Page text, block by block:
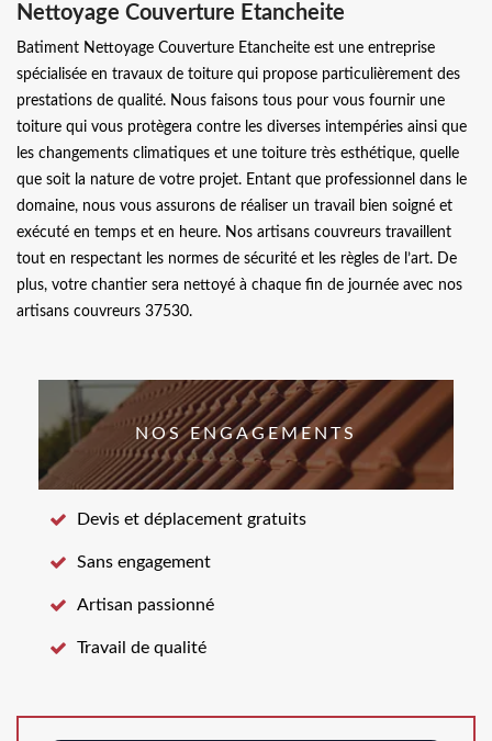
Nettoyage Couverture Etancheite
Batiment Nettoyage Couverture Etancheite est une entreprise
spécialisée en travaux de toiture qui propose particulièrement des
prestations de qualité. Nous faisons tous pour vous fournir une
toiture qui vous protègera contre les diverses intempéries ainsi que
les changements climatiques et une toiture très esthétique, quelle
que soit la nature de votre projet. Entant que professionnel dans le
domaine, nous vous assurons de réaliser un travail bien soigné et
exécuté en temps et en heure. Nos artisans couvreurs travaillent
tout en respectant les normes de sécurité et les règles de l’art. De
plus, votre chantier sera nettoyé à chaque fin de journée avec nos
artisans couvreurs 37530.
NOS ENGAGEMENTS
Devis et déplacement gratuits
Sans engagement
Artisan passionné
Travail de qualité